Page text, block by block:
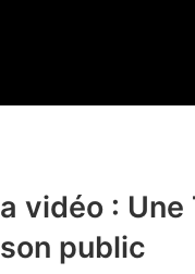
: Une
public